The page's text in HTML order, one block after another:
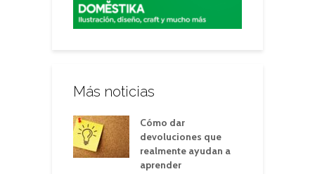
Más noticias
Cómo dar
devoluciones que
realmente ayudan a
aprender